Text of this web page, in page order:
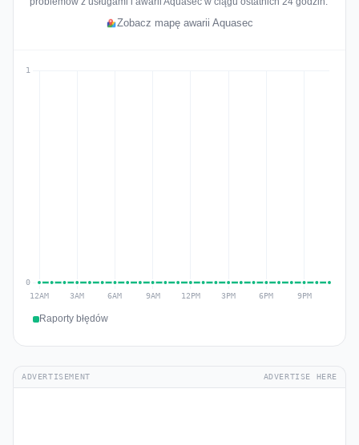
Zobacz mapę awarii Aquasec
Raporty błędów
ADVERTISEMENT ADVERTISE HERE